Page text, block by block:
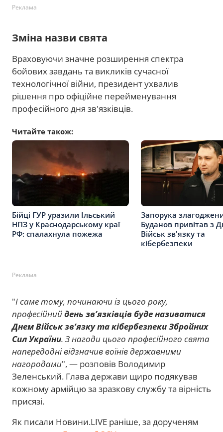
Реклама
Зміна назви свята
Враховуючи значне розширення спектра
бойових завдань та викликів сучасної
технологічної війни, президент ухвалив
рішення про офіційне перейменування
професійного дня зв'язківців.
Читайте також:
Бійці ГУР уразили Ільський
НПЗ у Краснодарському краї
РФ: спалахнула пожежа
Запорука
Буданов привітав з
Військ зв'язку та
кібербезпеки
Реклама
"І саме тому, починаючи із цього року,
професійнийдень зв’язківців буде називатися
Днем Військ зв’язку та кібербезпеки Збройних
Сил України. З нагоди цього професійного свята
напередодні відзначив воїнів державними
нагородами", — розповів Володимир
Зеленський. Глава держави щиро подякував
кожному армійцю за зразкову службу та вірність
присязі.
Як писали Новини.LIVE раніше, за дорученям